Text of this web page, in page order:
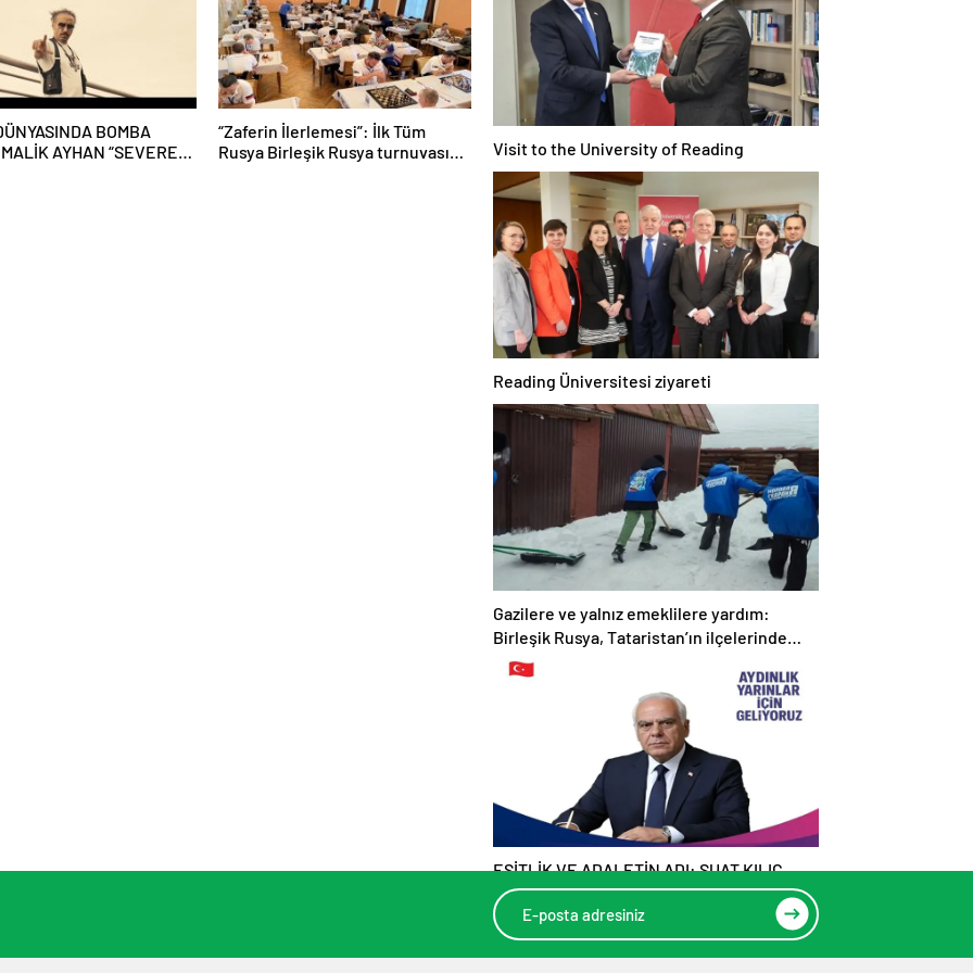
BOMBA
AYHAN “SEVEREK
“Zaferin İlerlemesi”: İlk Tüm
Rusya Birleşik Rusya turnuvası
Visit to the University of Reading
Reading Üniversitesi ziyareti
Gazilere ve yalnız emeklilere yardım:
Birleşik Rusya, Tataristan’ın ilçelerinde
“Kar İnişi” kampanyası düzenliyor
EŞİTLİK VE ADALETİN ADI: SUAT KILIÇ